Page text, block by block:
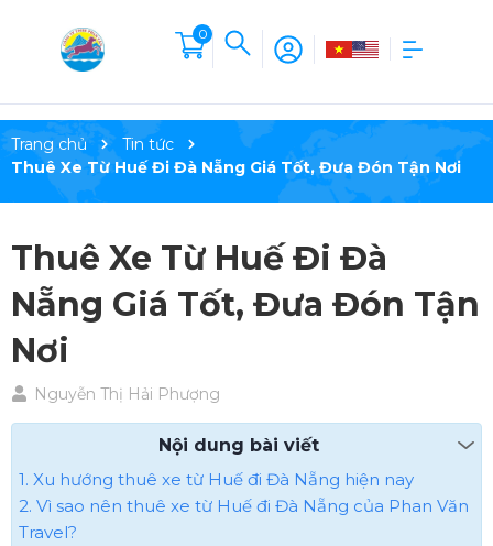
0
Trang chủ
Tin tức
Thuê Xe Từ Huế Đi Đà Nẵng Giá Tốt, Đưa Đón Tận Nơi
Thuê Xe Từ Huế Đi Đà
Nẵng Giá Tốt, Đưa Đón Tận
Nơi
Nguyễn Thị Hải Phượng
Nội dung bài viết
1. Xu hướng thuê xe từ Huế đi Đà Nẵng hiện nay
2. Vì sao nên thuê xe từ Huế đi Đà Nẵng của Phan Văn
Travel?